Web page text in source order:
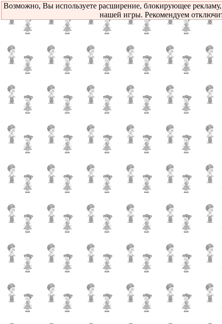
Возможно, Вы используете расширение, блокирующее
нашей игры. Рекомендуем